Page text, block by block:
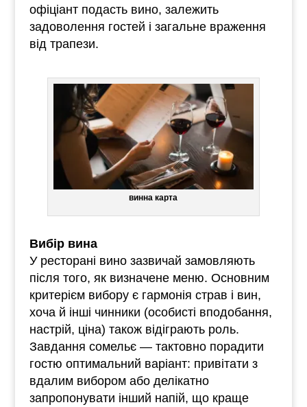
офіціант подасть вино, залежить
задоволення гостей і загальне враження
від трапези.
винна карта
Вибір вина
У ресторані вино зазвичай замовляють
після того, як визначене меню. Основним
критерієм вибору є гармонія страв і вин,
хоча й інші чинники (особисті вподобання,
настрій, ціна) також відіграють роль.
Завдання сомельє — тактовно порадити
гостю оптимальний варіант: привітати з
вдалим вибором або делікатно
запропонувати інший напій, що краще